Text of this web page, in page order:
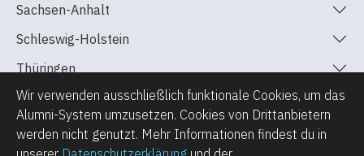
Wir verwenden ausschließlich funktionale Cookies, um das
Alumni-System umzusetzen. Cookies von Drittanbietern
werden nicht genutzt. Mehr Informationen findest du in
Sachsen-Anhalt
Schleswig-Holstein
Thüringen